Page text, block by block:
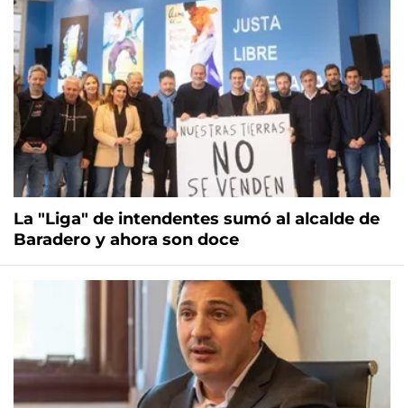
La "Liga" de intendentes sumó al alcalde de
Baradero y ahora son doce